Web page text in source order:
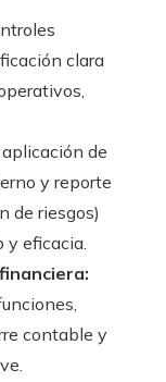
clara
aplicación de
y reporte
de riesgos)
y eficacia.
contable y